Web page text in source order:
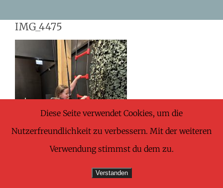
IMG_4475
Diese Seite verwendet Cookies, um die
Nutzerfreundlichkeit zu verbessern. Mit der weiteren
Verwendung stimmst du dem zu.
Verstanden